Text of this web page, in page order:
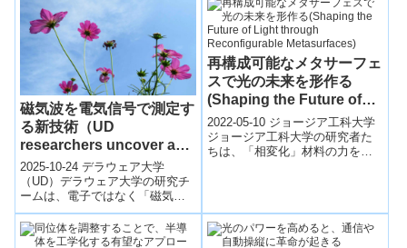
チー...
磁気波を電気信号で測定す
る新技術（UD
researchers uncover a
new way to measure
magnetic waves using
electrical signals）
2025-10-24 デラウェア大学
（UD）デラウェア大学の研究チ
ームは、電子ではなく「磁気ス
ピン波（マグノン）」を情報伝
達媒体として利用し、電気信号
を発生させ...
再構成可能なメタサーフェ
スで光の未来を形作る
(Shaping the Future of
Light through
Reconfigurable
Metasurfaces)
2022-05-10 ジョージア工科大学
ジョージア工科大学の研究者た
ちは、「相変化」材料の力を利